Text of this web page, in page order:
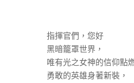
指揮官們，您好
黑暗籠罩世界，
唯有光之女神的信仰點
勇敢的英雄身著新裝，